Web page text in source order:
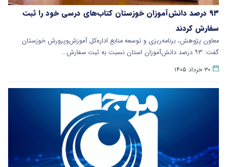
۹۳ درصد دانش‌آموزان خوزستان کتاب‌های درسی خود را ثبت
سفارش کردند
معاون پژوهش، برنامه‌ریزی و توسعه منابع اداره‌کل آموزش‌وپرورش خوزستان
گفت: ۹۳ درصد دانش‌آموزان استان نسبت به ثبت سفارش…
۳۰ خرداد ۱۴۰۵